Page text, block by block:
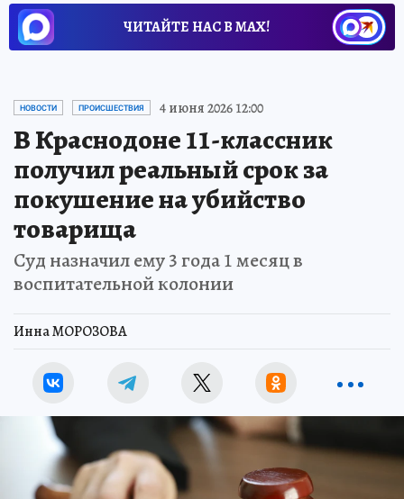
ЧИТАЙТЕ НАС В МАХ!
НОВОСТИ ПРОИСШЕСТВИЯ 4 июня 2026 12:00
В Краснодоне 11-классник
получил реальный срок за
покушение на убийство
товарища
Суд назначил ему 3 года 1 месяц в
воспитательной колонии
Инна МОРОЗОВА